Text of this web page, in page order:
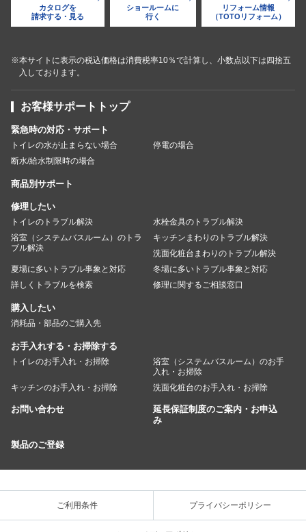
カタログを
請求する・見る
ショールームに
行く
リフォーム情報
（TOTOリフォーム）
※本サイトに表示の税込価格は消費税率10％で計算し、小数点以下は四捨五
入しております。
お客様サポートトップ
緊急時の対応・サポート
トイレの水が止まらない場合
停電の場合
断水/給水制限時の場合
商品別サポート
修理したい
トイレのトラブル解決
水栓金具のトラブル解決
浴室（システムバスルーム）のトラ
ブル解決
キッチンまわりのトラブル解決
洗面化粧台まわりのトラブル解決
夏場に多いトラブル事象と対応
冬場に多いトラブル事象と対応
詳しくトラブルを検索
修理に関するご相談窓口
購入したい
消耗品・部品のご購入先
お手入れする・お掃除する
トイレのお手入れ・お掃除
浴室（システムバスルーム）のお手
入れ・お掃除
キッチンのお手入れ・お掃除
洗面化粧台のお手入れ・お掃除
お問い合わせ
延長保証制度のご案内・お申込
み
製品のご登録
ご利用条件 プライバシーポリシー